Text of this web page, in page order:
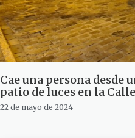
Cae una persona desde
patio de luces en la
22 de mayo de 2024